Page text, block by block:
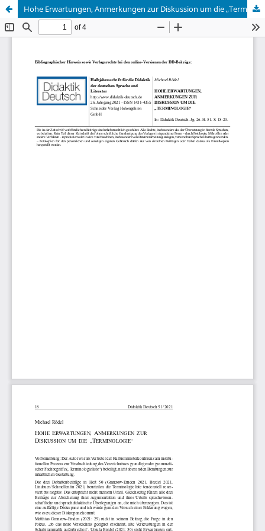
Hohe Erwartungen, Anmerkungen zur Diskussion um die „Terminologie“